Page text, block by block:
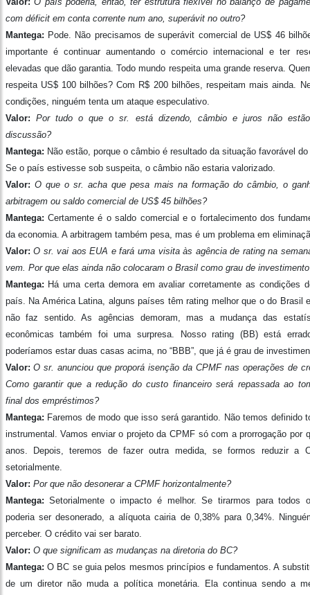
com déficit em conta corrente num ano, superávit no outro?
Mantega: Pode. Não precisamos de superávit comercial de US$ 46
importante é continuar aumentando o comércio internacional e ter
elevadas que dão garantia. Todo mundo respeita uma grande reserva.
respeita US$ 100 bilhões? Com R$ 200 bilhões, respeitam mais ainda.
condições, ninguém tenta um ataque especulativo.
Valor: Por tudo o que o sr. está dizendo, câmbio e juros não
discussão?
Mantega: Não estão, porque o câmbio é resultado da situação favorável
Se o país estivesse sob suspeita, o câmbio não estaria valorizado.
Valor: O que o sr. acha que pesa mais na formação do câmbio, o
arbitragem ou saldo comercial de US$ 45 bilhões?
Mantega: Certamente é o saldo comercial e o fortalecimento dos
da economia. A arbitragem também pesa, mas é um problema em
Valor: O sr. vai aos EUA e fará uma visita às agência de rating na
vem. Por que elas ainda não colocaram o Brasil como grau de
Mantega: Há uma certa demora em avaliar corretamente as condições
país. Na América Latina, alguns países têm rating melhor que o do Brasil
não faz sentido. As agências demoram, mas a mudança das
econômicas também foi uma surpresa. Nosso rating (BB) está
poderíamos estar duas casas acima, no “BBB”, que já é grau de
Valor: O sr. anunciou que proporá isenção da CPMF nas operações de
Como garantir que a redução do custo financeiro será repassada ao
final dos empréstimos?
Mantega: Faremos de modo que isso será garantido. Não temos definido
instrumental. Vamos enviar o projeto da CPMF só com a prorrogação por
anos. Depois, teremos de fazer outra medida, se formos reduzir a
setorialmente.
Valor: Por que não desonerar a CPMF horizontalmente?
Mantega: Setorialmente o impacto é melhor. Se tirarmos para todos
poderia ser desonerado, a alíquota cairia de 0,38% para 0,34%.
perceber. O crédito vai ser barato.
Valor: O que significam as mudanças na diretoria do BC?
Mantega: O BC se guia pelos mesmos princípios e fundamentos. A
de um diretor não muda a política monetária. Ela continua sendo a